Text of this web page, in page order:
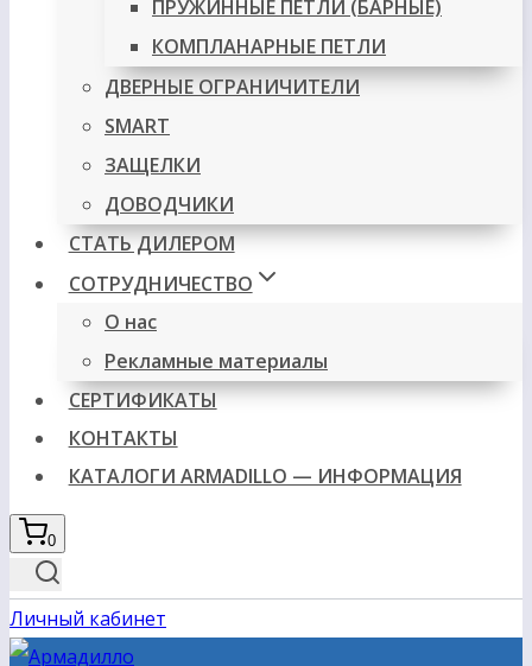
ПРУЖИННЫЕ ПЕТЛИ (БАРНЫЕ)
КОМПЛАНАРНЫЕ ПЕТЛИ
ДВЕРНЫЕ ОГРАНИЧИТЕЛИ
SMART
ЗАЩЕЛКИ
ДОВОДЧИКИ
СТАТЬ ДИЛЕРОМ
СОТРУДНИЧЕСТВО
О нас
Рекламные материалы
СЕРТИФИКАТЫ
КОНТАКТЫ
КАТАЛОГИ ARMADILLO — ИНФОРМАЦИЯ
0
Личный кабинет